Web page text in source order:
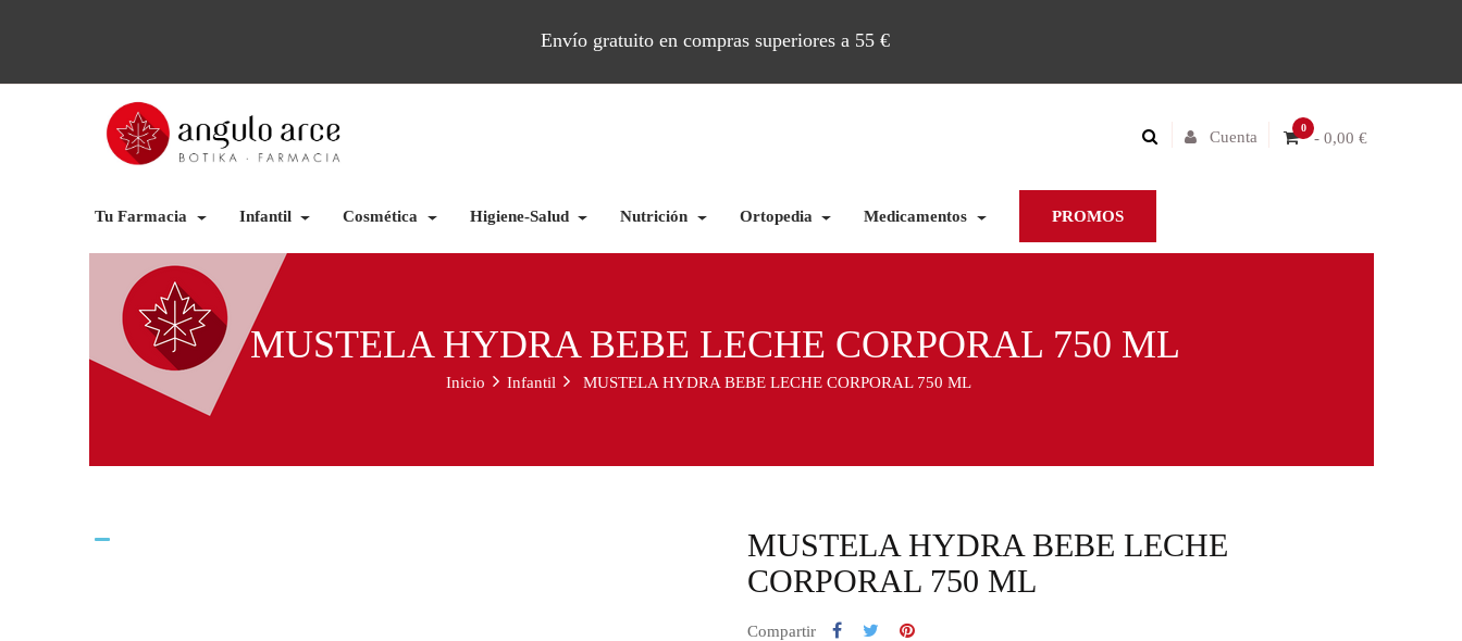
Envío gratuito en compras superiores a 55 €
0
- 0,00 €
Cuenta
Tu Farmacia Infantil Cosmética Higiene-Salud Nutrición Ortopedia Medicamentos PROMOS
MUSTELA HYDRA BEBE LECHE CORPORAL 750 ML
Inicio Infantil MUSTELA HYDRA BEBE LECHE CORPORAL 750 ML
MUSTELA HYDRA BEBE LECHE
CORPORAL 750 ML
Compartir